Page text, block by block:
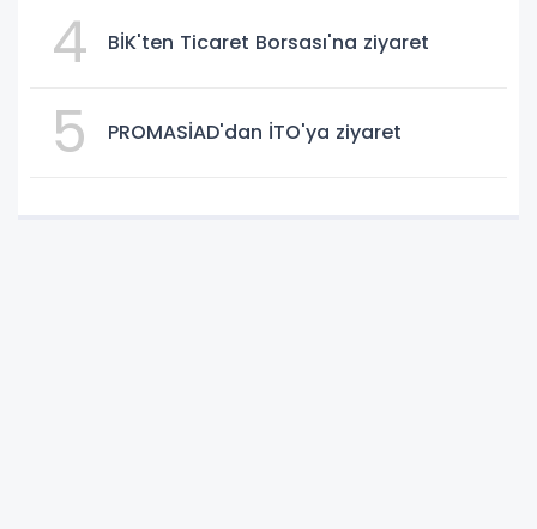
4 BİK'ten Ticaret Borsası'na ziyaret
5 PROMASİAD'dan İTO'ya ziyaret